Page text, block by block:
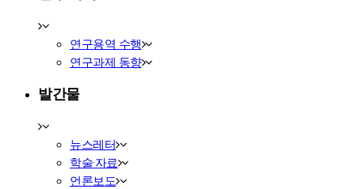
연구용역 수행
연구과제 동향
발간물
뉴스레터
학술·자료
언론보도